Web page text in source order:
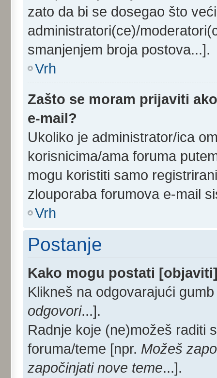
zato da bi se dosegao što
administratori(ce)/
smanjenjem broja postova...].
Vrh
Zašto se moram prijaviti
e-mail?
Ukoliko je administrator/ica
korisnicima/ama foruma
mogu koristiti samo
zlouporaba forumova e-mail
Vrh
Postanje
Kako mogu postati
Klikneš na odgovarajući
odgovori...].
Radnje koje (ne)možeš raditi
foruma/teme [npr. Možeš
započinjati nove teme...].